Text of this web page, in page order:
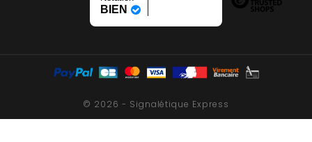
BIEN
© 2026 - Signalétique Express